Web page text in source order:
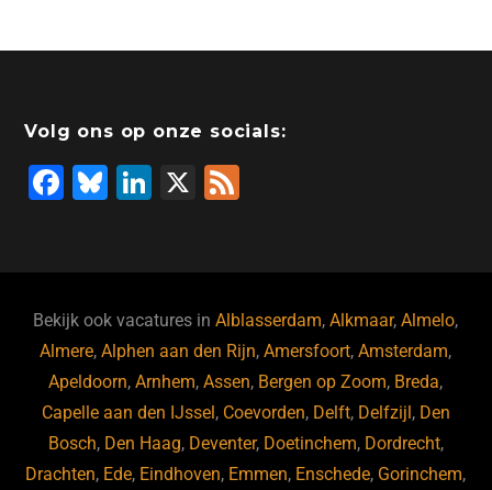
e
o
o
k
e
n
o
o
a
s
s
p
l
Volg ons op onze socials:
F
b
o
o
k
Bl
ky
Li
dI
n
X
Bekijk ook vacatures inAlblasserdam,Alkmaar,Almelo,
Almere,Alphen aan den Rijn,Amersfoort,Amsterdam,
Apeldoorn,Arnhem,Assen, Bergen op Zoom, Breda,
Capelle aan den IJssel, Coevorden, Delft, Delfzijl, Den
Bosch, Den Haag, Deventer, Doetinchem, Dordrecht,
Drachten, Ede, Eindhoven, Emmen, Enschede, Gorinchem,